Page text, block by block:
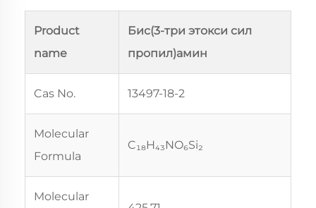
Product
name
Бис(3-три этокси сил
пропил)амин
Cas No. 13497-18-2
Molecular
Formula
C₁₈H₄₃NO₆Si₂
Molecular